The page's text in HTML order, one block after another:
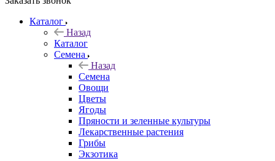
Каталог
Назад
Каталог
Семена
Назад
Семена
Овощи
Цветы
Ягоды
Пряности и зеленные культуры
Лекарственные растения
Грибы
Экзотика